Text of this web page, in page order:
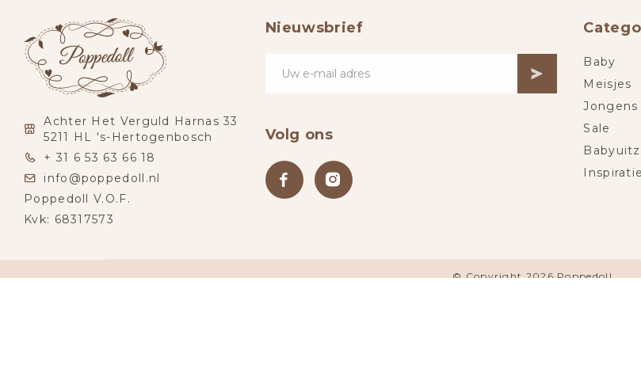
Achter Het Verguld Harnas 33
5211 HL 's-Hertogenbosch
+ 31 6 53 63 66 18
info@poppedoll.nl
Poppedoll V.O.F.
Kvk: 68317573
Nieuwsbrief
Volg ons
Baby
Meisjes
Jongens
Sale
Inspiratie
© Copyright 2026 Poppedoll